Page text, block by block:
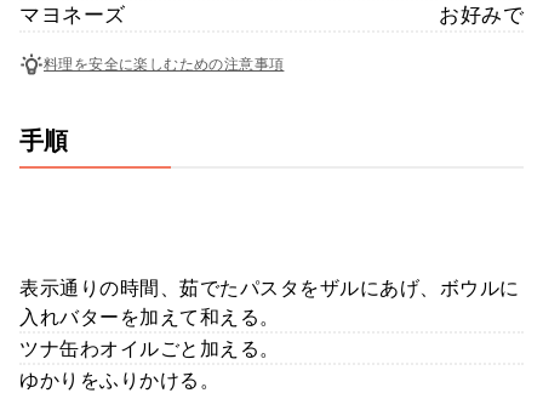
マヨネーズ
お好みで
料理を安全に楽しむための注意事項
手順
表示通りの時間、茹でたパスタをザルにあげ、ボウルに
入れバターを加えて和える。
ツナ缶わオイルごと加える。
ゆかりをふりかける。